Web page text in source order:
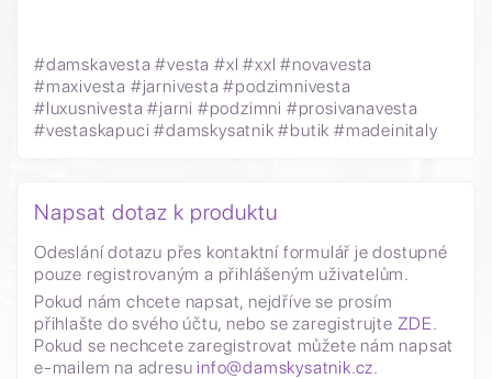
#damskavesta #vesta #xl #xxl #novavesta
#maxivesta #jarnivesta #podzimnivesta
#luxusnivesta #jarni #podzimni #prosivanavesta
#vestaskapuci #damskysatnik #butik #madeinitaly
Napsat dotaz k produktu
Odeslání dotazu přes kontaktní formulář je dostupné
pouze registrovaným a přihlášeným uživatelům.
Pokud nám chcete napsat, nejdříve se prosím
přihlašte do svého účtu, nebo se zaregistrujte ZDE.
Pokud se nechcete zaregistrovat můžete nám napsat
e-mailem na adresu info@damskysatnik.cz.